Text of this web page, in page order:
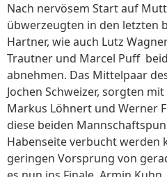
Nach nervösem Start auf
übwerzeugten in den letzten
Hartner, wie auch Lutz
Trautner und Marcel Puff
abnehmen. Das Mittelpaar
Jochen Schweizer, sorgten
Markus Löhnert und Werner
diese beiden
Habenseite verbucht werden
geringen Vorsprung von